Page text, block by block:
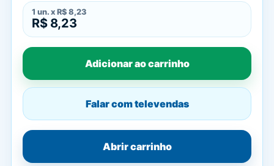
1 un. x R$ 8,23
R$ 8,23
Adicionar ao carrinho
Falar com televendas
Abrir carrinho